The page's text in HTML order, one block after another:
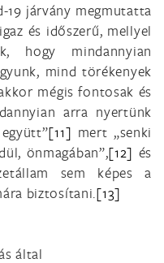
19 járvány megmutatta
és időszerű, mellyel
hogy mindannyian
mind törékenyek
mégis fontosak és
arra nyertünk
[11] mert „senki
önmagában”,[12] és
sem képes a
biztosítani.[13]
által